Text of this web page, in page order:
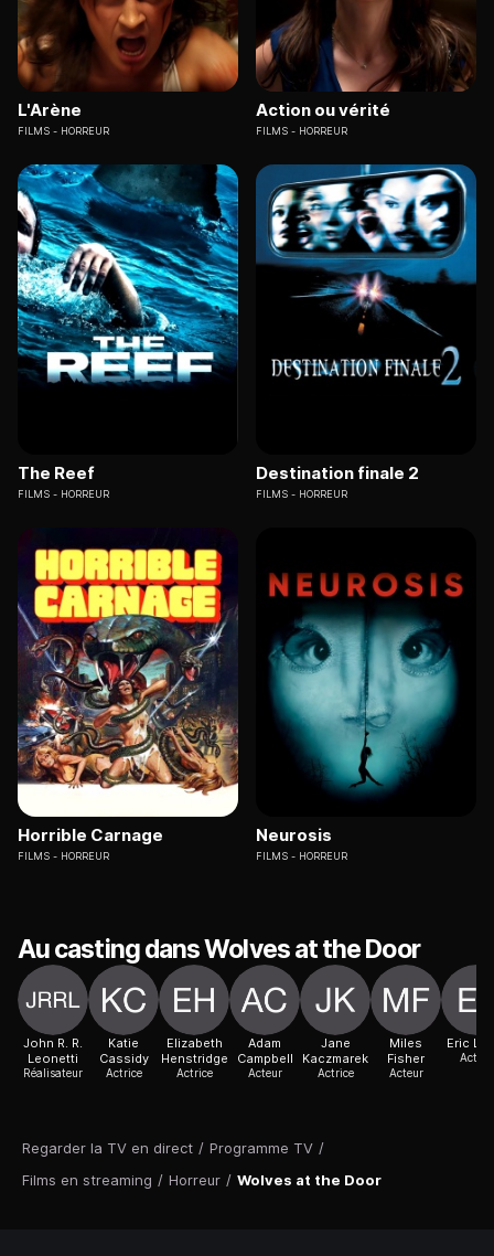
Regarder la TV en direct / Programme TV /
Films en streaming / Horreur / Wolves at the Door
L'Arène
FILMS HORREUR
Action ou vérité
FILMS HORREUR
The Reef
FILMS HORREUR
Destination finale 2
FILMS HORREUR
Horrible Carnage
FILMS HORREUR
Neurosis
FILMS HORREUR
Au casting dans Wolves at the Door
John R. R.
Leonetti
Réalisateur
Katie
Cassidy
Actrice
Elizabeth
Henstridge
Actrice
Adam
Campbell
Acteur
Jane
Kaczmarek
Actrice
Miles
Fisher
Acteur
Eric
Acteur